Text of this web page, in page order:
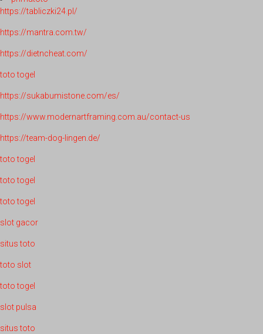
https://tabliczki24.pl/
https://mantra.com.tw/
https://dietncheat.com/
toto togel
https://sukabumistone.com/es/
https://www.modernartframing.com.au/contact-us
https://team-dog-lingen.de/
toto togel
toto togel
toto togel
slot gacor
situs toto
toto slot
toto togel
slot pulsa
situs toto